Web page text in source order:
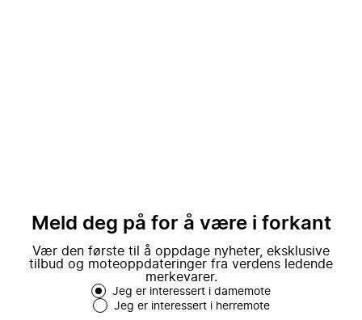
Meld deg på for å være i forkant
Vær den første til å oppdage nyheter, eksklusive
tilbud og moteoppdateringer fra verdens ledende
merkevarer.
Jeg er interessert i damemote
Jeg er interessert i herremote